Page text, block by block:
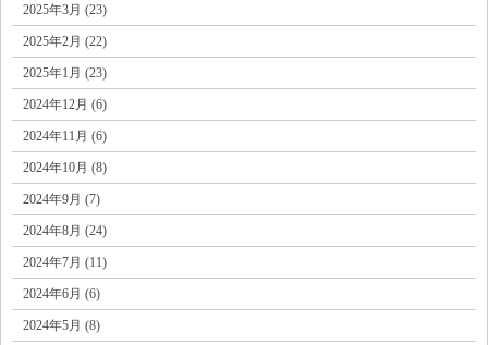
2025年3月 (23)
2025年2月 (22)
2025年1月 (23)
2024年12月 (6)
2024年11月 (6)
2024年10月 (8)
2024年9月 (7)
2024年8月 (24)
2024年7月 (11)
2024年6月 (6)
2024年5月 (8)